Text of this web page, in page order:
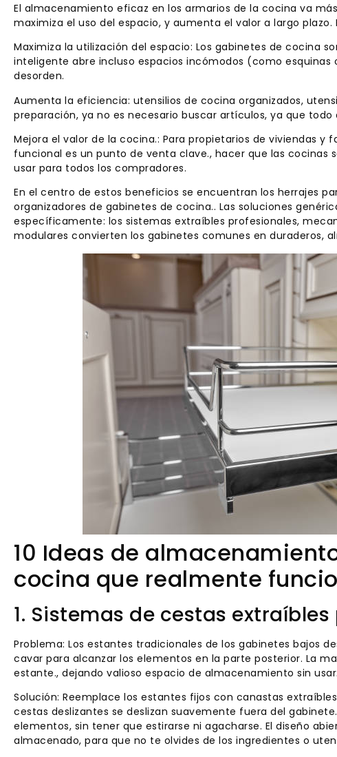
El almacenamiento eficaz en los armarios de la cocina va
maximiza el uso del espacio, y aumenta el valor a largo
Maximiza la utilización del espacio: Los gabinetes de cocina
inteligente abre incluso espacios incómodos (como
desorden.
Aumenta la eficiencia: utensilios de cocina organizados,
preparación, ya no es necesario buscar artículos, ya que todo
Mejora el valor de la cocina.: Para propietarios de viviendas y
funcional es un punto de venta clave., hacer que las cocinas
usar para todos los compradores.
En el centro de estos beneficios se encuentran los herrajes
organizadores de gabinetes de cocina.. Las soluciones
específicamente: los sistemas extraíbles profesionales,
modulares convierten los gabinetes comunes en duraderos,
10 Ideas de
cocina que realmente
1. Sistemas de cestas
Problema: Los estantes tradicionales de los gabinetes bajos
cavar para alcanzar los elementos en la parte posterior. La
estante., dejando valioso espacio de almacenamiento sin usar.
Solución: Reemplace los estantes fijos con canastas
cestas deslizantes se deslizan suavemente fuera del
elementos, sin tener que estirarse ni agacharse. El diseño
almacenado, para que no te olvides de los ingredientes o